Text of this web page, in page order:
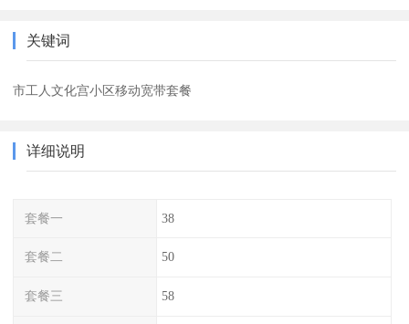
关键词
市工人文化宫小区移动宽带套餐
详细说明
套餐一 38
套餐二 50
套餐三 58